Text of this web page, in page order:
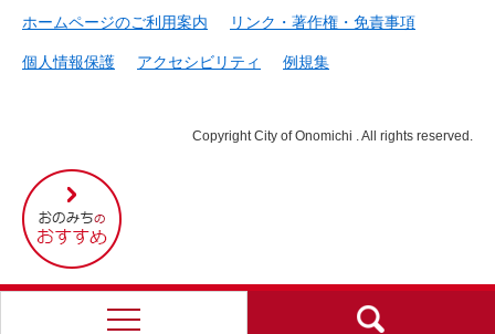
尾
道
市
の
す
ホームページのご利用案内 リンク・著作権・免責事項
個人情報保護 アクセシビリティ 例規集
Copyright City of Onomichi . All rights reserved.